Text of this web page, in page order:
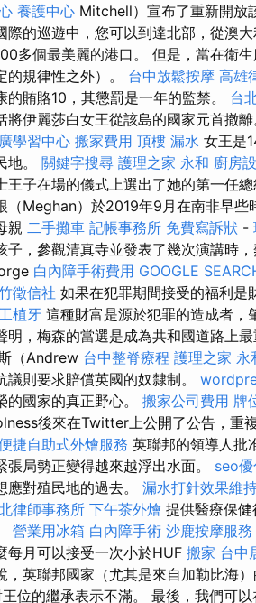
養護中心 Mitchell）宣布了重新開放
際的巡遊中，您可以到達北部，從澳大
多個最美麗的港口。 但是，當在衛
的規律性之外）。 台中放鬆按摩 高雄
的賄賂10，其懲罰是一年的監禁。 台
將伊麗莎白女王從該島的國家元首撤離
學習中心 搬家費用 頂樓 漏水 女王是
地。 關鍵字搜尋 護理之家 永和 廚房
王子在場的儀式上選出了她的第一任
（Meghan）於2019年9月在南非早些
親 二手攤車 記帳事務所 免費寫訴狀 -
子，參觀清真寺並發表了幾次演講時，
白內障手術費用 GOOGLE
徵信社 如果在犯罪期間接受的福利是
植牙 這種財富是源於犯罪的造成者，
明，梅森的當選是成為共和國道路上
（Andrew 台中整脊療程 護理之家 永
議則要求賠償英國的奴隸制。
的國家的真正野心。 搬家公司費用 牌
後來在Twitter上公開了公告，重
捷自助式外燴服務 英聯邦的領導人批
張局勢正變得越來越浮出水面。 seo
應對殖民地的過去。 漏水打針效果維
律師事務所 下午茶外燴 提供醫療保
營業用冰箱 白內障手術 沙鹿按摩服務
每月可以接受一次小於HUF 搬家 台中
，英聯邦國家（尤其是來自加勒比海
位的繼承表示不滿。 最後，我們可